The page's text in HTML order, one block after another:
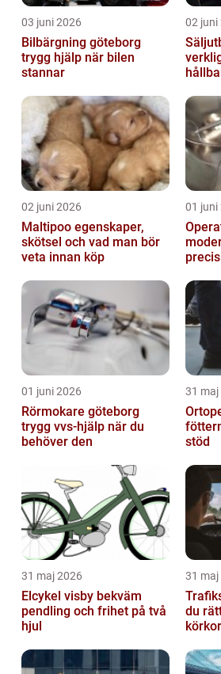
03 juni 2026
Bilbärgning göteborg
trygg hjälp när bilen
stannar
02 juni
02 juni 2026
Maltipoo egenskaper,
skötsel och vad man bör
veta innan köp
01 juni
01 juni 2026
Rörmokare göteborg
trygg vvs-hjälp när du
behöver den
31 maj
stöd
31 maj 2026
Elcykel visby bekväm
pendling och frihet på två
hjul
31 maj
du